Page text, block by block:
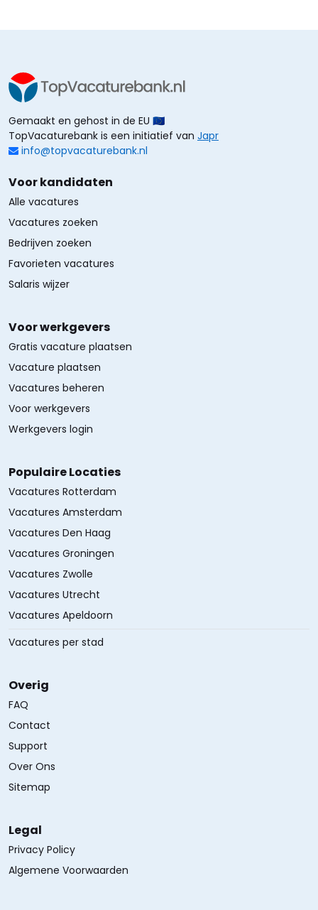
Gemaakt en gehost in de EU 🇪🇺
TopVacaturebank is een initiatief van Japr
info@topvacaturebank.nl
Voor kandidaten
Alle vacatures
Vacatures zoeken
Bedrijven zoeken
Favorieten vacatures
Salaris wijzer
Voor werkgevers
Gratis vacature plaatsen
Vacature plaatsen
Vacatures beheren
Voor werkgevers
Werkgevers login
Populaire Locaties
Vacatures Rotterdam
Vacatures Amsterdam
Vacatures Den Haag
Vacatures Groningen
Vacatures Zwolle
Vacatures Utrecht
Vacatures Apeldoorn
Vacatures per stad
Overig
FAQ
Contact
Support
Over Ons
Sitemap
Legal
Privacy Policy
Algemene Voorwaarden